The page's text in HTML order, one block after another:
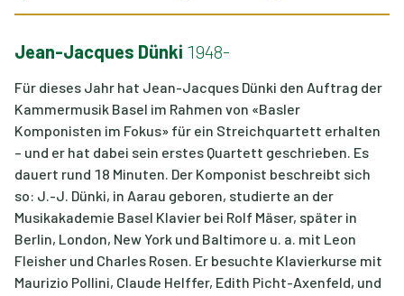
Jean-Jacques Dünki 1948-
Für dieses Jahr hat Jean-Jacques Dünki den Auftrag der
Kammermusik Basel im Rahmen von «Basler
Komponisten im Fokus» für ein Streichquartett erhalten
– und er hat dabei sein erstes Quartett geschrieben. Es
dauert rund 18 Minuten. Der Komponist beschreibt sich
so: J.-J. Dünki, in Aarau geboren, studierte an der
Musikakademie Basel Klavier bei Rolf Mäser, später in
Berlin, London, New York und Baltimore u. a. mit Leon
Fleisher und Charles Rosen. Er besuchte Klavierkurse mit
Maurizio Pollini, Claude Helffer, Edith Picht-Axenfeld, und